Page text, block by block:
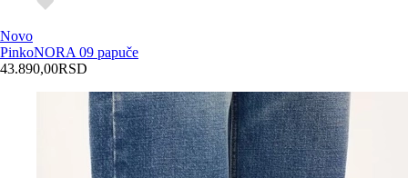
Novo
PinkoNORA 09 papuče
43.890,00RSD